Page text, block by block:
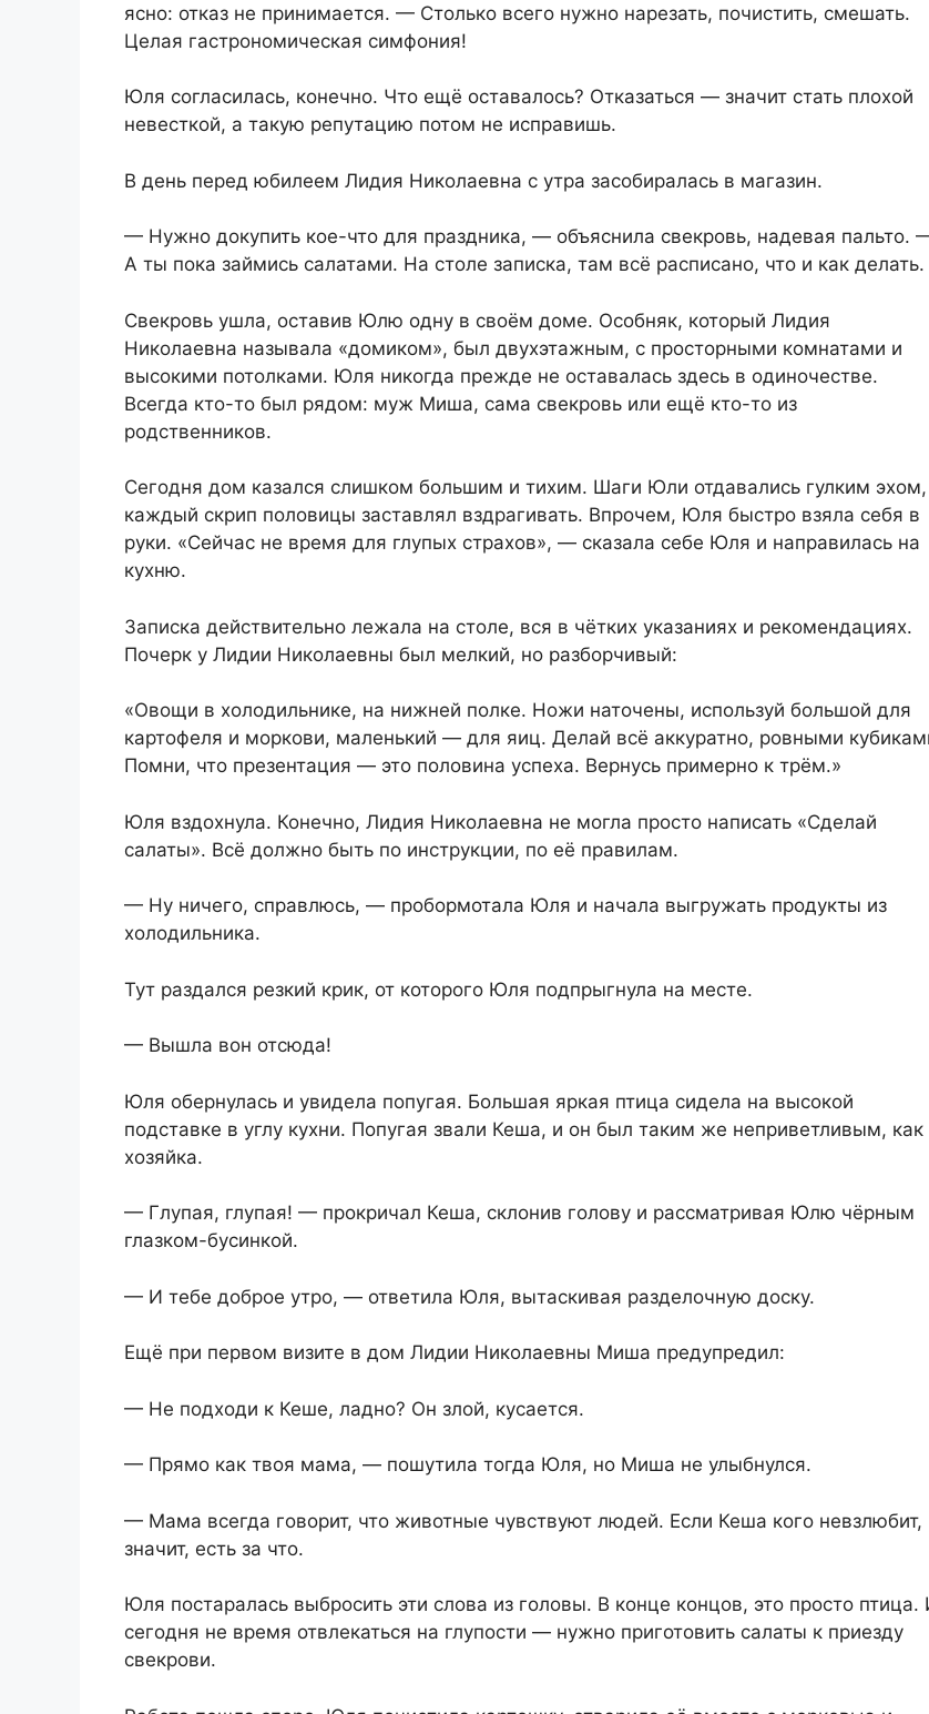
ясно: отказ не принимается. — Столько всего нужно нарезать, почистить, смешать.
Целая гастрономическая симфония!
Юля согласилась, конечно. Что ещё оставалось? Отказаться — значит стать плохой
невесткой, а такую репутацию потом не исправишь.
В день перед юбилеем Лидия Николаевна с утра засобиралась в магазин.
— Нужно докупить кое-что для праздника, — объяснила свекровь, надевая пальто.
А ты пока займись салатами. На столе записка, там всё расписано, что и как делать.
Свекровь ушла, оставив Юлю одну в своём доме. Особняк, который Лидия
Николаевна называла «домиком», был двухэтажным, с просторными комнатами и
высокими потолками. Юля никогда прежде не оставалась здесь в одиночестве.
Всегда кто-то был рядом: муж Миша, сама свекровь или ещё кто-то из
родственников.
Сегодня дом казался слишком большим и тихим. Шаги Юли отдавались гулким
каждый скрип половицы заставлял вздрагивать. Впрочем, Юля быстро взяла себя в
руки. «Сейчас не время для глупых страхов», — сказала себе Юля и направилась на
кухню.
Записка действительно лежала на столе, вся в чётких указаниях и рекомендациях.
Почерк у Лидии Николаевны был мелкий, но разборчивый:
«Овощи в холодильнике, на нижней полке. Ножи наточены, используй большой для
картофеля и моркови, маленький — для яиц. Делай всё аккуратно, ровными
Помни, что презентация — это половина успеха. Вернусь примерно к трём.»
Юля вздохнула. Конечно, Лидия Николаевна не могла просто написать «Сделай
салаты». Всё должно быть по инструкции, по её правилам.
— Ну ничего, справлюсь, — пробормотала Юля и начала выгружать продукты из
холодильника.
Тут раздался резкий крик, от которого Юля подпрыгнула на месте.
— Вышла вон отсюда!
Юля обернулась и увидела попугая. Большая яркая птица сидела на высокой
подставке в углу кухни. Попугая звали Кеша, и он был таким же неприветливым, как
хозяйка.
— Глупая, глупая! — прокричал Кеша, склонив голову и рассматривая Юлю чёрным
глазком-бусинкой.
— И тебе доброе утро, — ответила Юля, вытаскивая разделочную доску.
Ещё при первом визите в дом Лидии Николаевны Миша предупредил:
— Не подходи к Кеше, ладно? Он злой, кусается.
— Прямо как твоя мама, — пошутила тогда Юля, но Миша не улыбнулся.
— Мама всегда говорит, что животные чувствуют людей. Если Кеша кого невзлюбит,
значит, есть за что.
Юля постаралась выбросить эти слова из головы. В конце концов, это просто птица.
сегодня не время отвлекаться на глупости — нужно приготовить салаты к приезду
свекрови.